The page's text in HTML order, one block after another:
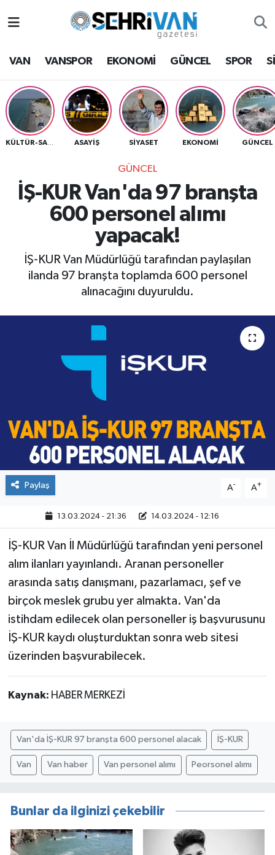
VAN VANSPOR EKONOMİ GÜNCEL SPOR
KÜLTÜR-SANAT ASAYİŞ SİYASET EKONOMİ GÜNCEL
GÜNCEL
İŞ-KUR Van'da 97 branşta
600 personel alımı
yapacak!
İŞ-KUR Van Müdürlüğü tarafından paylaşılan
ilanda 97 branşta toplamda 600 personel
alınacağını duyuruldu.
Paylaş A- A+
13.03.2024 - 21:36 14.03.2024 - 12:16
İŞ-KUR Van İl Müdürlüğü tarafından yeni personel
alım ilanları yayınlandı. Aranan personeller
arasında satış danışmanı, pazarlamacı, şef ve
birçok meslek grubu yer almakta. Van'da
istihdam edilecek olan personeller iş başvurusunu
İŞ-KUR kaydı oluşturduktan sonra web sitesi
üzerinden başvurabilecek.
Kaynak: HABER MERKEZİ
Van'da İŞ-KUR 97 branşta 600 personel alacak İŞ-KUR
Van Van haber Van personel alımı Peorsonel alımı
Bunlar da ilginizi çekebilir
Van Hava Durumu
VAN Namaz Vakitleri
Van Trafik Yoğunluk Haritası
Süper Lig Puan Durumu ve Fikstür
Tüm Manşetler
Son Dakika Haberleri
Haber Arşivi